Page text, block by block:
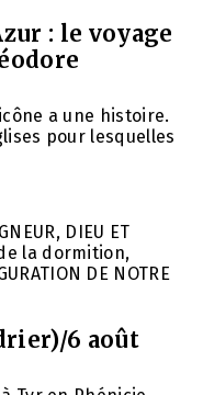
: le voyage
a une histoire.
pour lesquelles
DIEU ET
de la dormition,
DE NOTRE
6 août